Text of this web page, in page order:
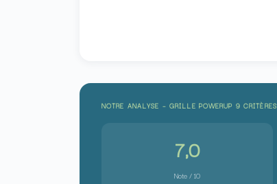
NOTRE ANALYSE – GRILLE POWERUP 9 CRITÈRES
7,0
Note / 10